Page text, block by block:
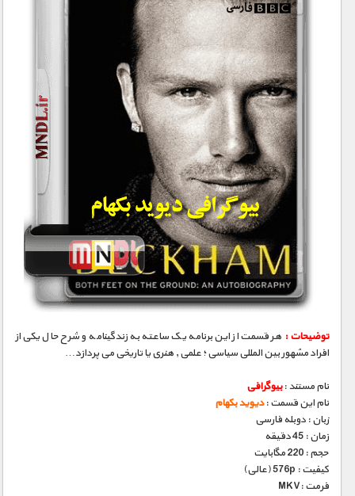
شناخت کودکان
طبیعت
علم و فناوری
فرهنگ / هنر
کیهان / نجوم
گردشگری
مسابقات / ورزشی
مستند های اختصاصی
توضیحات : هر قسمت از این برنامه یک ساعته به زندگینامه و شرح حال یکی از
افراد مشهور بین المللی سیاسی ؛ علمی , هنری یا تاریخی می پردازد…
نام مستند :بیوگرافی
نام این قسمت :دیوید بکهام
زبان : دوبله فارسی
زمان : 45 دقیقه
حجم : 220 مگابایت
کیفیت : 576p (عالی)
فرمت :MKV